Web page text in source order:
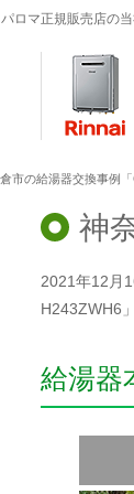
ロマ正規販売店の当
市の給湯器交換事例「
神
2021年12月
H243ZWH6
給湯器